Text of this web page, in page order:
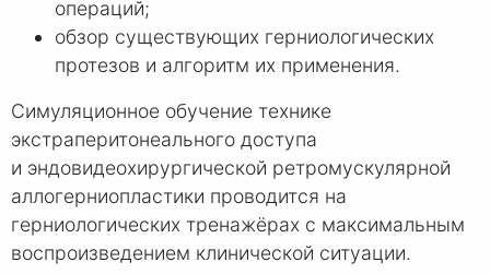
операций;
обзор существующих герниологических
протезов и алгоритм их применения.
Симуляционное обучение технике
экстраперитонеального доступа
и эндовидеохирургической ретромускулярной
аллогерниопластики проводится на
герниологических тренажёрах с максимальным
воспроизведением клинической ситуации.